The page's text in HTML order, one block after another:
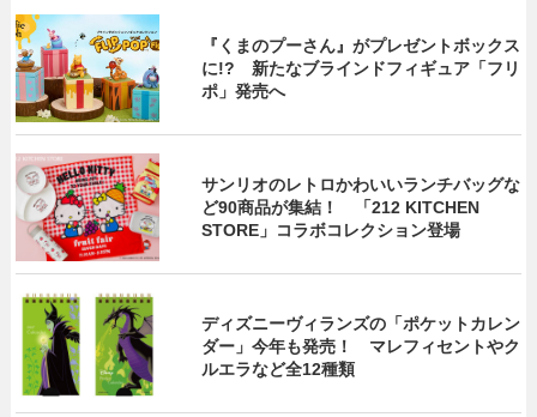
『くまのプーさん』がプレゼントボックス
に!? 新たなブラインドフィギュア「フリ
ポ」発売へ
サンリオのレトロかわいいランチバッグな
ど90商品が集結！ 「212 KITCHEN
STORE」コラボコレクション登場
ディズニーヴィランズの「ポケットカレン
ダー」今年も発売！ マレフィセントやク
ルエラなど全12種類